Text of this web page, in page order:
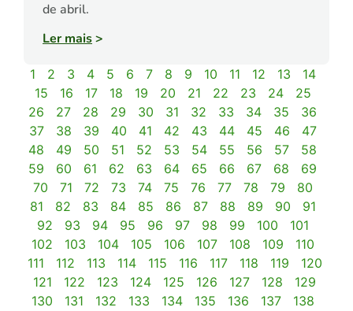
de abril.
Ler mais>
1 2 3 4 5 6 7 8 9 10 11 12 13
14
15
16 17 18 19 20 21 22 23 24
25
26
27 28 29 30 31 32 33 34 35
36
37
38 39 40 41 42 43 44 45 46
47
48
49 50 51 52 53 54 55 56 57
58
59
60 61 62 63 64 65 66 67 68
69
70
71 72 73 74 75 76 77 78 79
80
81
82 83 84 85 86 87 88 89 90
91
92
93 94 95 96 97 98 99 100
101
102
103 104 105 106 107 108 109
110
111
112 113 114 115 116 117 118 119
120
121
122 123 124 125 126 127 128
129
130
131 132 133 134 135 136 137
138